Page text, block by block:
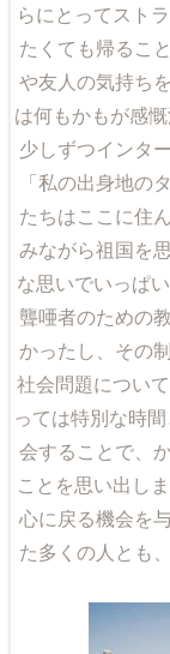
らにとってスト
たくても帰るこ
や友人の気持ち
は何もかもが感
少しずつインタ
「私の出身地の
たちはここに住
みながら祖国を
な思いでいっぱ
聾唖者のための
かったし、その
社会問題につい
っては特別な時
会することで、
ことを思い出し
心に戻る機会を
た多くの人とも